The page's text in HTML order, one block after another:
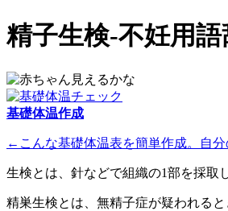
精子生検-不妊用語
基礎体温作成
←こんな基礎体温表を簡単作成。自
生検とは、針などで組織の1部を採取
精巣生検とは、無精子症が疑われる